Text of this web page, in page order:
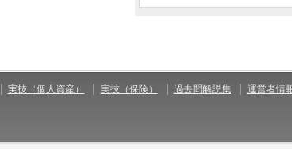
実技（個人資産） 実技（保険） 過去問解説集 運営者情